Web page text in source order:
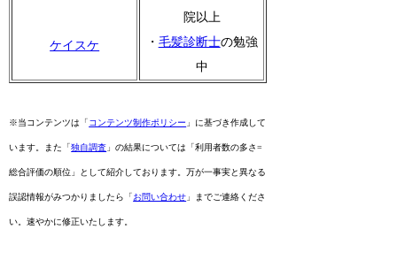
ケイスケ
院以上
・ 毛髪診断士の勉強
中
※当コンテンツは「コンテンツ制作ポリシー 」に基づき作成して
います。また「独自調査 」の結果については「利用者数の多さ=
総合評価の順位」として紹介しております。万が一事実と異なる
誤認情報がみつかりましたら「お問い合わせ 」までご連絡くださ
い。速やかに修正いたします。